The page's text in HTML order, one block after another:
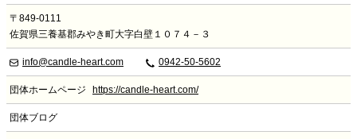
〒849-0111
佐賀県三養基郡みやき町大字白壁１０７４－３
info@candle-heart.com 0942-50-5602
団体ホームページ https://candle-heart.com/
団体ブログ